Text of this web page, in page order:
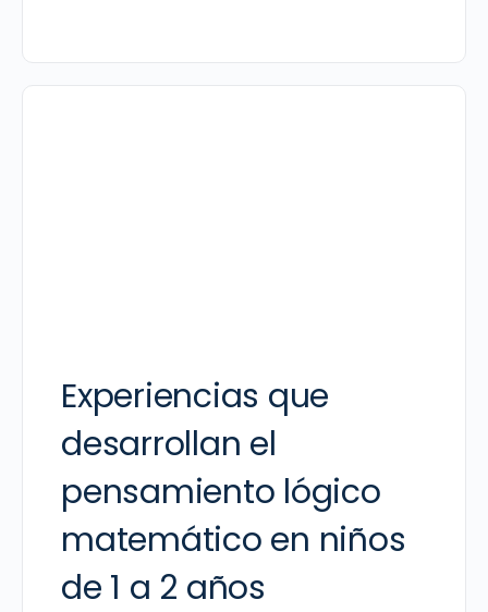
Experiencias que
desarrollan el
pensamiento lógico
matemático en niños
de 1 a 2 años